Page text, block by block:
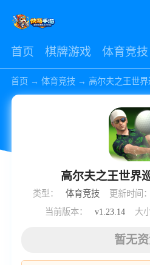
首页 棋牌游戏 体育竞技
首页 → 体育竞技→ 高尔夫之王世
高尔夫之王世界
类型： 体育竞技 更新时间：
当前版本：
v1.23.14 大
暂无